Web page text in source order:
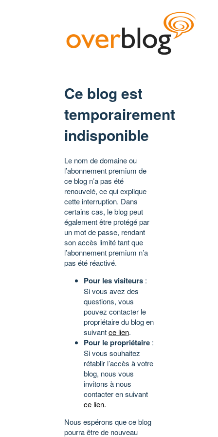
Ce blog est
temporairement
indisponible
Le nom de domaine ou
l’abonnement premium de
ce blog n’a pas été
renouvelé, ce qui explique
cette interruption. Dans
certains cas, le blog peut
également être protégé par
un mot de passe, rendant
son accès limité tant que
l’abonnement premium n’a
pas été réactivé.
Pour les visiteurs :
Si vous avez des
questions, vous
pouvez contacter le
propriétaire du blog en
suivantce lien.
Pour le propriétaire :
Si vous souhaitez
rétablir l’accès à votre
blog, nous vous
invitons à nous
contacter en suivant
ce lien.
Nous espérons que ce blog
pourra être de nouveau